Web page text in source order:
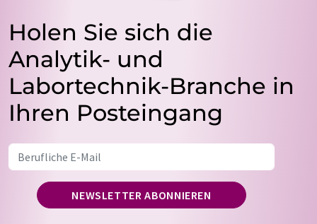
Holen Sie sich die
Analytik- und
Labortechnik-Branche in
Ihren Posteingang
NEWSLETTER ABONNIEREN